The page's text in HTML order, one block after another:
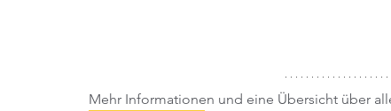
Mehr Informationen und eine Übersicht über